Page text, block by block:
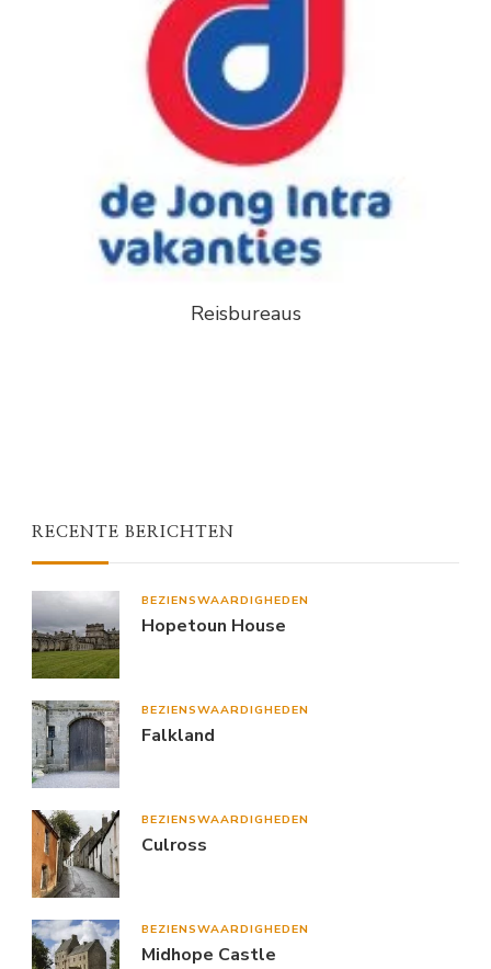
Reisbureaus
RECENTE BERICHTEN
BEZIENSWAARDIGHEDEN
Hopetoun House
BEZIENSWAARDIGHEDEN
Falkland
BEZIENSWAARDIGHEDEN
Culross
BEZIENSWAARDIGHEDEN
Midhope Castle